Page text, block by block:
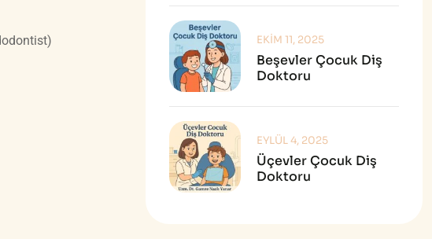
Beşevler Çocuk Diş
Doktoru
EKIM 11, 2025
Üçevler Çocuk Diş
Doktoru
EYLÜL 4, 2025